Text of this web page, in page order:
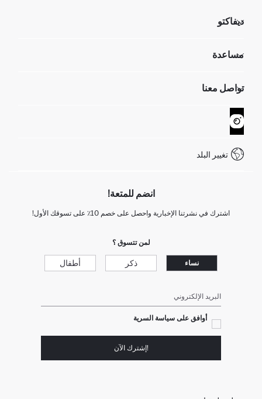
ديفاكتو
تعرف علينا
GIFT CLUB
مساعدة
عمليات الارجاع و الاستبدال السهلة
تتبع الشحنة
كيف يمكنك التسوق في ديفاكتو ؟
تواصل معنا
نموذج الاتصال
خدمة العملاء
تغيير البلد
انضم للمتعة!
اشترك في نشرتنا الإخبارية واحصل على خصم 10٪ على تسوقك الأول!
لمن تتسوق ؟
نساء ذكر أطفال
البريد الإلكتروني
أوافق على سياسة السرية
!إشترك الآن